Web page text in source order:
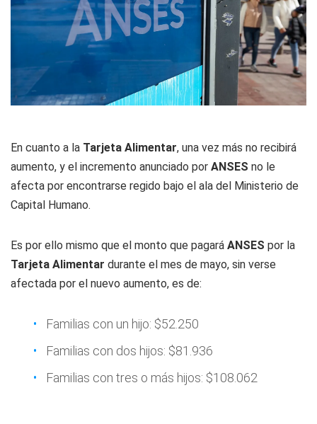
En cuanto a la Tarjeta Alimentar, una vez más no recibirá
aumento, y el incremento anunciado por ANSES no le
afecta por encontrarse regido bajo el ala del Ministerio de
Capital Humano.
Es por ello mismo que el monto que pagará ANSES por la
Tarjeta Alimentar durante el mes de mayo, sin verse
afectada por el nuevo aumento, es de:
Familias con un hijo: $52.250
Familias con dos hijos: $81.936
Familias con tres o más hijos: $108.062